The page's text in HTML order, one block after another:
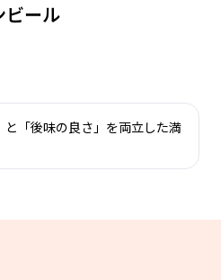
ビール
と「後味の良さ」を両立した満